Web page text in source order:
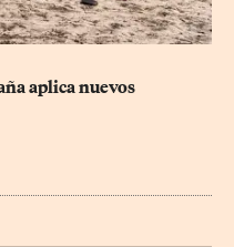
aplica nuevos